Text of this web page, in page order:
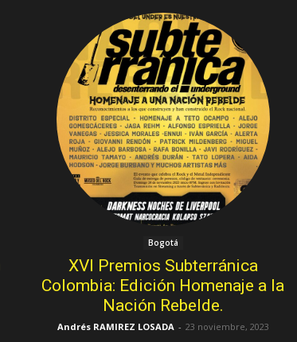
Bogotá
XVI Premios Subterránica
Colombia: Edición Homenaje a la
Nación Rebelde.
Andrés RAMIREZ LOSADA - 23 noviembre, 2023